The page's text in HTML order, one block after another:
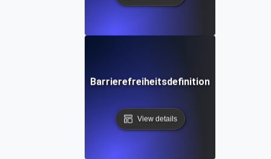
Barrierefreiheitsdefinition
View details